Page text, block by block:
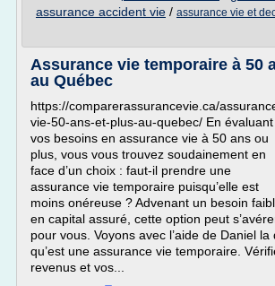
assurance accident vie / assurance vie et
Assurance vie temporaire à 50
au Québec
https://comparerassurancevie.ca/
vie-50-ans-et-plus-au-quebec/ En évaluant
vos besoins en assurance vie à 50 ans ou
plus, vous vous trouvez soudainement en
face d’un choix : faut-il prendre une
assurance vie temporaire puisqu’elle est
moins onéreuse ? Advenant un besoin
en capital assuré, cette option peut
pour vous. Voyons avec l’aide de Daniel
qu’est une assurance vie temporaire.
revenus et vos...